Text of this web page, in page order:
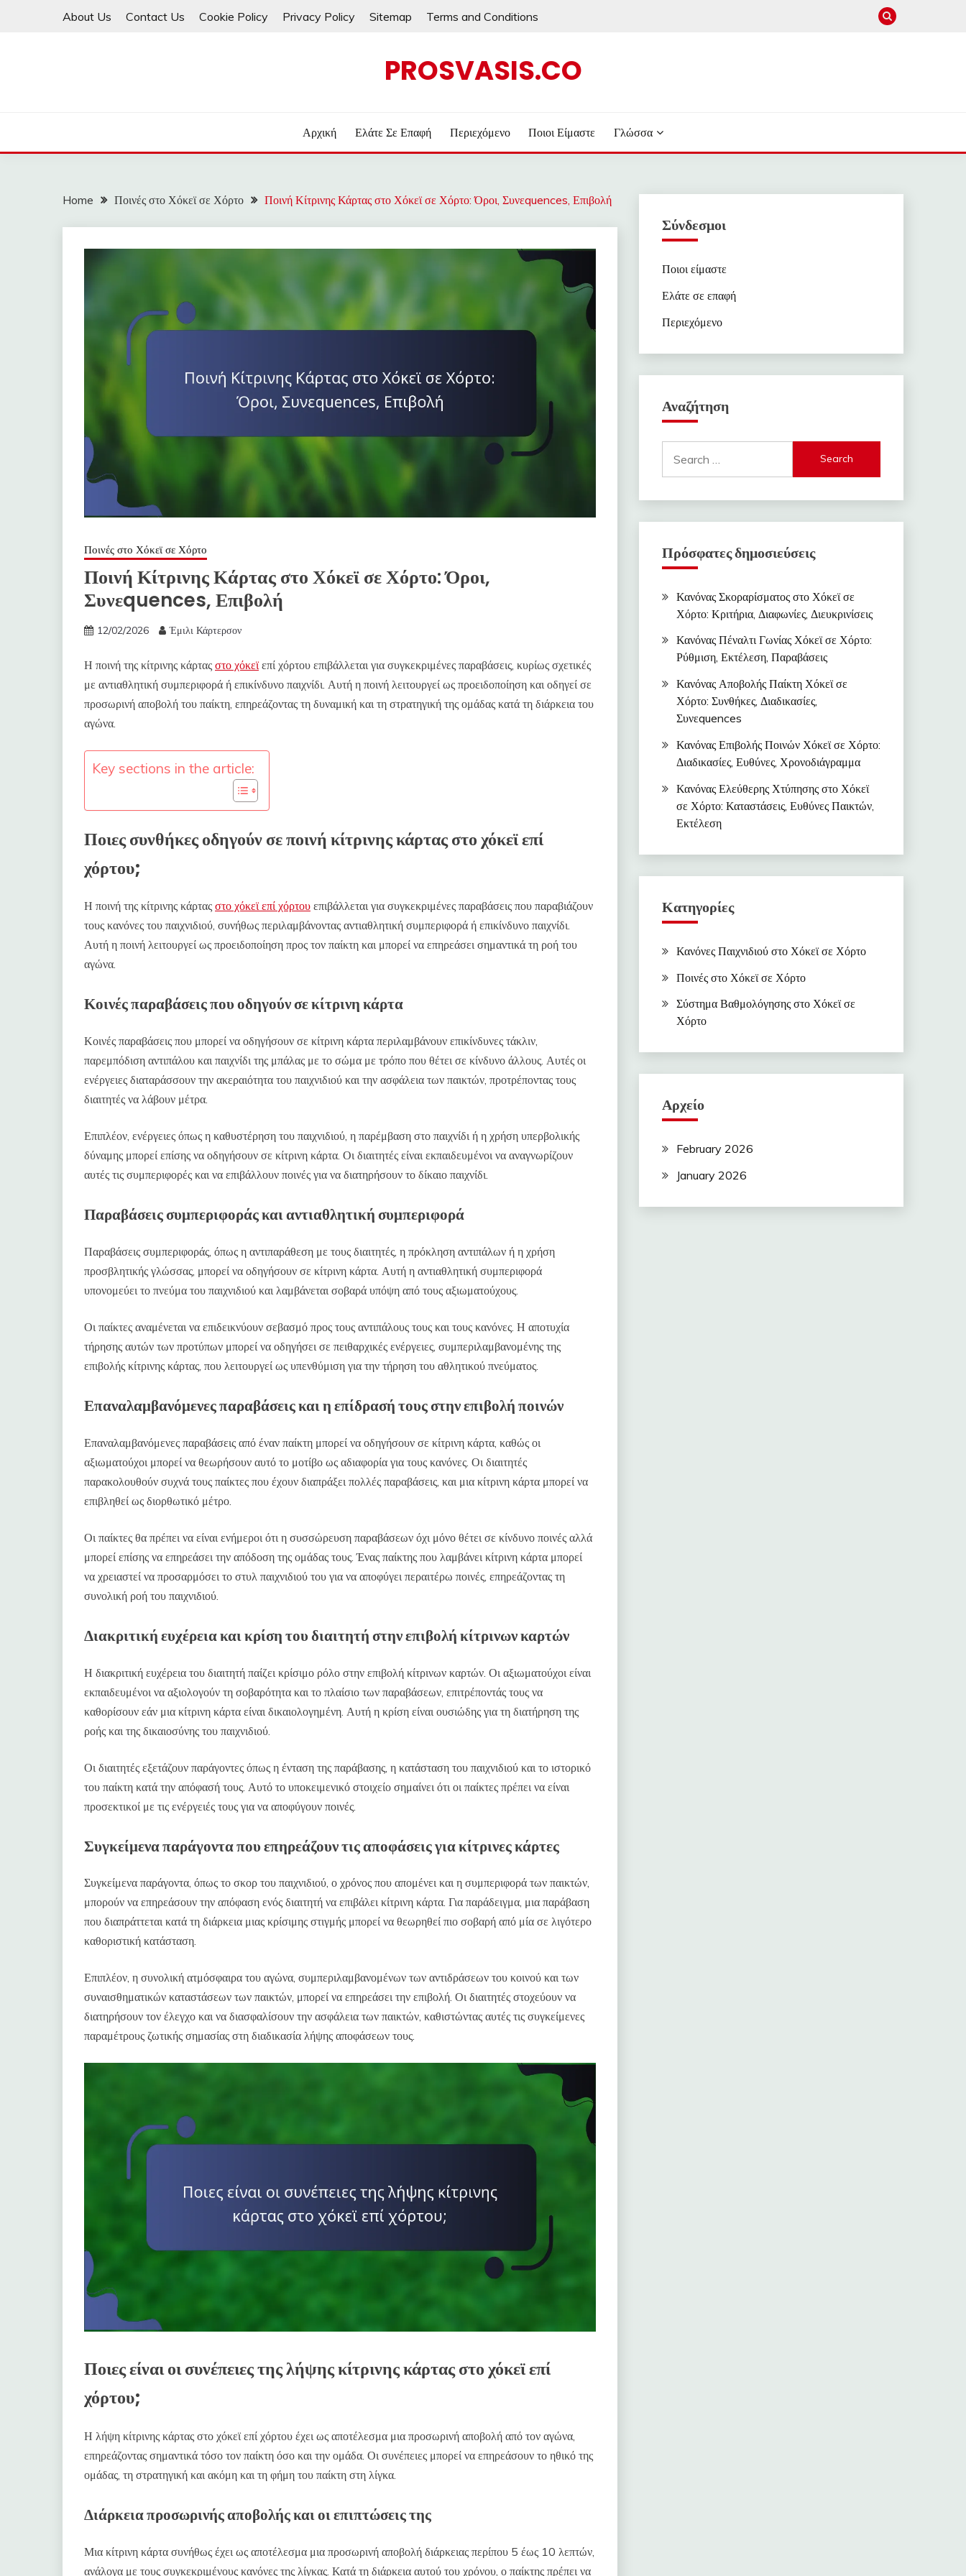
About Us Contact Us Cookie Policy Privacy Policy Sitemap Terms and Conditions
PROSVASIS.CO
Αρχική Ελάτε Σε Επαφή Περιεχόμενο Ποιοι Είμαστε Γλώσσα
Home Ποινές στο Χόκεϊ σε Χόρτο Ποινή Κίτρινης Κάρτας στο Χόκεϊ σε Χόρτο: Όροι, Συνεquences, Επιβολή
Ποινές στο Χόκεϊ σε Χόρτο
Ποινή Κίτρινης Κάρτας στο Χόκεϊ σε Χόρτο: Όροι,
Συνεquences, Επιβολή
12/02/2026 Έμιλι Κάρτερσον
Η ποινή της κίτρινης κάρτας στο χόκεϊεπί χόρτου επιβάλλεται για συγκεκριμένες παραβάσεις, κυρίως σχετικές
με αντιαθλητική συμπεριφορά ή επικίνδυνο παιχνίδι. Αυτή η ποινή λειτουργεί ως προειδοποίηση και οδηγεί σε
προσωρινή αποβολή του παίκτη, επηρεάζοντας τη δυναμική και τη στρατηγική της ομάδας κατά τη διάρκεια του
αγώνα.
Key sections in the article:
Ποιες συνθήκες οδηγούν σε ποινή κίτρινης κάρτας στο χόκεϊ επί
χόρτου;
Η ποινή της κίτρινης κάρτας στο χόκεϊ επί χόρτου επιβάλλεται για συγκεκριμένες παραβάσεις που παραβιάζουν
τους κανόνες του παιχνιδιού, συνήθως περιλαμβάνοντας αντιαθλητική συμπεριφορά ή επικίνδυνο παιχνίδι.
Αυτή η ποινή λειτουργεί ως προειδοποίηση προς τον παίκτη και μπορεί να επηρεάσει σημαντικά τη ροή του
αγώνα.
Κοινές παραβάσεις που οδηγούν σε κίτρινη κάρτα
Κοινές παραβάσεις που μπορεί να οδηγήσουν σε κίτρινη κάρτα περιλαμβάνουν επικίνδυνες τάκλιν,
παρεμπόδιση αντιπάλου και παιχνίδι της μπάλας με το σώμα με τρόπο που θέτει σε κίνδυνο άλλους. Αυτές οι
ενέργειες διαταράσσουν την ακεραιότητα του παιχνιδιού και την ασφάλεια των παικτών, προτρέποντας τους
διαιτητές να λάβουν μέτρα.
Επιπλέον, ενέργειες όπως η καθυστέρηση του παιχνιδιού, η παρέμβαση στο παιχνίδι ή η χρήση υπερβολικής
δύναμης μπορεί επίσης να οδηγήσουν σε κίτρινη κάρτα. Οι διαιτητές είναι εκπαιδευμένοι να αναγνωρίζουν
αυτές τις συμπεριφορές και να επιβάλλουν ποινές για να διατηρήσουν το δίκαιο παιχνίδι.
Παραβάσεις συμπεριφοράς και αντιαθλητική συμπεριφορά
Παραβάσεις συμπεριφοράς, όπως η αντιπαράθεση με τους διαιτητές, η πρόκληση αντιπάλων ή η χρήση
προσβλητικής γλώσσας, μπορεί να οδηγήσουν σε κίτρινη κάρτα. Αυτή η αντιαθλητική συμπεριφορά
υπονομεύει το πνεύμα του παιχνιδιού και λαμβάνεται σοβαρά υπόψη από τους αξιωματούχους.
Οι παίκτες αναμένεται να επιδεικνύουν σεβασμό προς τους αντιπάλους τους και τους κανόνες. Η αποτυχία
τήρησης αυτών των προτύπων μπορεί να οδηγήσει σε πειθαρχικές ενέργειες, συμπεριλαμβανομένης της
επιβολής κίτρινης κάρτας, που λειτουργεί ως υπενθύμιση για την τήρηση του αθλητικού πνεύματος.
Επαναλαμβανόμενες παραβάσεις και η επίδρασή τους στην επιβολή ποινών
Επαναλαμβανόμενες παραβάσεις από έναν παίκτη μπορεί να οδηγήσουν σε κίτρινη κάρτα, καθώς οι
αξιωματούχοι μπορεί να θεωρήσουν αυτό το μοτίβο ως αδιαφορία για τους κανόνες. Οι διαιτητές
παρακολουθούν συχνά τους παίκτες που έχουν διαπράξει πολλές παραβάσεις, και μια κίτρινη κάρτα μπορεί να
επιβληθεί ως διορθωτικό μέτρο.
Οι παίκτες θα πρέπει να είναι ενήμεροι ότι η συσσώρευση παραβάσεων όχι μόνο θέτει σε κίνδυνο ποινές αλλά
μπορεί επίσης να επηρεάσει την απόδοση της ομάδας τους. Ένας παίκτης που λαμβάνει κίτρινη κάρτα μπορεί
να χρειαστεί να προσαρμόσει το στυλ παιχνιδιού του για να αποφύγει περαιτέρω ποινές, επηρεάζοντας τη
συνολική ροή του παιχνιδιού.
Διακριτική ευχέρεια και κρίση του διαιτητή στην επιβολή κίτρινων καρτών
Η διακριτική ευχέρεια του διαιτητή παίζει κρίσιμο ρόλο στην επιβολή κίτρινων καρτών. Οι αξιωματούχοι είναι
εκπαιδευμένοι να αξιολογούν τη σοβαρότητα και το πλαίσιο των παραβάσεων, επιτρέποντάς τους να
καθορίσουν εάν μια κίτρινη κάρτα είναι δικαιολογημένη. Αυτή η κρίση είναι ουσιώδης για τη διατήρηση της
ροής και της δικαιοσύνης του παιχνιδιού.
Οι διαιτητές εξετάζουν παράγοντες όπως η ένταση της παράβασης, η κατάσταση του παιχνιδιού και το ιστορικό
του παίκτη κατά την απόφασή τους. Αυτό το υποκειμενικό στοιχείο σημαίνει ότι οι παίκτες πρέπει να είναι
προσεκτικοί με τις ενέργειές τους για να αποφύγουν ποινές.
Συγκείμενα παράγοντα που επηρεάζουν τις αποφάσεις για κίτρινες κάρτες
Συγκείμενα παράγοντα, όπως το σκορ του παιχνιδιού, ο χρόνος που απομένει και η συμπεριφορά των παικτών,
μπορούν να επηρεάσουν την απόφαση ενός διαιτητή να επιβάλει κίτρινη κάρτα. Για παράδειγμα, μια παράβαση
που διαπράττεται κατά τη διάρκεια μιας κρίσιμης στιγμής μπορεί να θεωρηθεί πιο σοβαρή από μία σε λιγότερο
καθοριστική κατάσταση.
Επιπλέον, η συνολική ατμόσφαιρα του αγώνα, συμπεριλαμβανομένων των αντιδράσεων του κοινού και των
συναισθηματικών καταστάσεων των παικτών, μπορεί να επηρεάσει την επιβολή. Οι διαιτητές στοχεύουν να
διατηρήσουν τον έλεγχο και να διασφαλίσουν την ασφάλεια των παικτών, καθιστώντας αυτές τις συγκείμενες
παραμέτρους ζωτικής σημασίας στη διαδικασία λήψης αποφάσεων τους.
Ποιες είναι οι συνέπειες της λήψης κίτρινης κάρτας στο χόκεϊ επί
χόρτου;
Η λήψη κίτρινης κάρτας στο χόκεϊ επί χόρτου έχει ως αποτέλεσμα μια προσωρινή αποβολή από τον αγώνα,
επηρεάζοντας σημαντικά τόσο τον παίκτη όσο και την ομάδα. Οι συνέπειες μπορεί να επηρεάσουν το ηθικό της
ομάδας, τη στρατηγική και ακόμη και τη φήμη του παίκτη στη λίγκα.
Διάρκεια προσωρινής αποβολής και οι επιπτώσεις της
Μια κίτρινη κάρτα συνήθως έχει ως αποτέλεσμα μια προσωρινή αποβολή διάρκειας περίπου 5 έως 10 λεπτών,
ανάλογα με τους συγκεκριμένους κανόνες της λίγκας. Κατά τη διάρκεια αυτού του χρόνου, ο παίκτης πρέπει να
Σύνδεσμοι
Ποιοι είμαστε
Ελάτε σε επαφή
Περιεχόμενο
Αναζήτηση
for:
Πρόσφατες δημοσιεύσεις
Κανόνας Σκοραρίσματος στο Χόκεϊ σε
Χόρτο: Κριτήρια, Διαφωνίες, Διευκρινίσεις
Κανόνας Πέναλτι Γωνίας Χόκεϊ σε Χόρτο:
Ρύθμιση, Εκτέλεση, Παραβάσεις
Κανόνας Αποβολής Παίκτη Χόκεϊ σε
Χόρτο: Συνθήκες, Διαδικασίες,
Συνεquences
Κανόνας Επιβολής Ποινών Χόκεϊ σε Χόρτο:
Διαδικασίες, Ευθύνες, Χρονοδιάγραμμα
Κανόνας Ελεύθερης Χτύπησης στο Χόκεϊ
σε Χόρτο: Καταστάσεις, Ευθύνες Παικτών,
Εκτέλεση
Κατηγορίες
Κανόνες Παιχνιδιού στο Χόκεϊ σε Χόρτο
Ποινές στο Χόκεϊ σε Χόρτο
Σύστημα Βαθμολόγησης στο Χόκεϊ σε
Χόρτο
Αρχείο
February 2026
January 2026